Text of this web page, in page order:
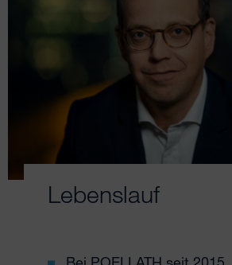
Lebenslauf